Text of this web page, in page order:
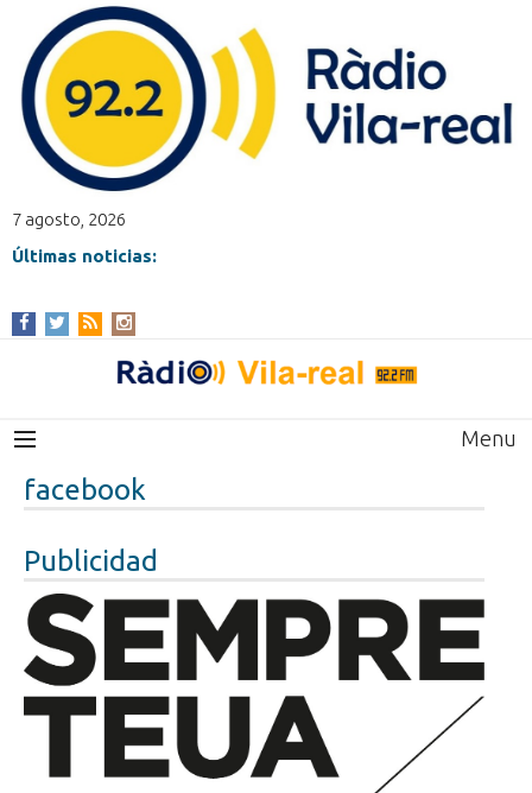
7 agosto, 2026
Últimas noticias:
Menu
facebook
Publicidad